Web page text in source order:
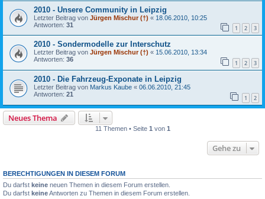
2010 - Unsere Community in Leipzig
Letzter Beitrag von Jürgen Mischur (†) « 18.06.2010, 10:25
Antworten: 31 1 2 3
2010 - Sondermodelle zur Interschutz
Letzter Beitrag von Jürgen Mischur (†) « 15.06.2010, 13:34
Antworten: 36 1 2 3
2010 - Die Fahrzeug-Exponate in Leipzig
Letzter Beitrag von Markus Kaube « 06.06.2010, 21:45
Antworten: 21 1 2
Neues Thema
11 Themen • Seite 1 von 1
Gehe zu
BERECHTIGUNGEN IN DIESEM FORUM
Du darfst keine neuen Themen in diesem Forum erstellen.
Du darfst keineAntworten zu Themen in diesem Forum erstellen.